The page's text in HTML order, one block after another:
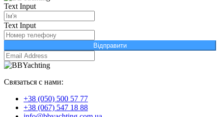
Text Input
Text Input
Відправити
Связаться с нами:
+38 (050) 500 57 77
+38 (067) 547 18 88